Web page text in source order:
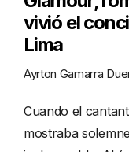
vivió el
Lima
Ayrton Gamarra
Cuando el
mostraba